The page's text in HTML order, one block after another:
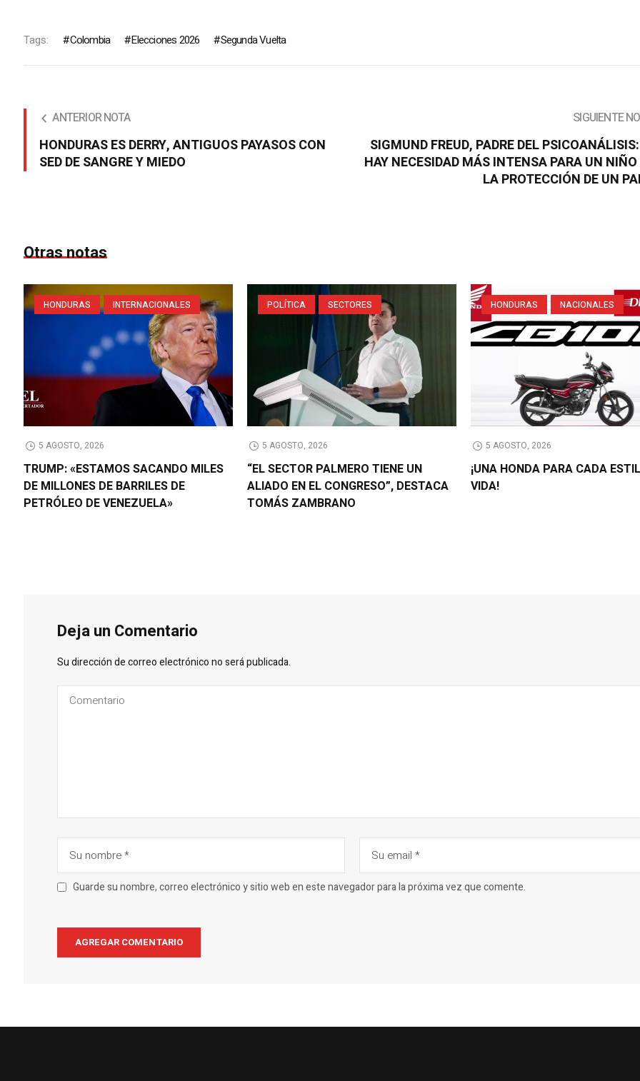
Tags: Colombia Elecciones 2026 Segunda Vuelta
ANTERIOR NOTA
HONDURAS ES DERRY, ANTIGUOS PAYASOS CON
SED DE SANGRE Y MIEDO
SIGUIENTE
SIGMUND FREUD, PADRE DEL
HAY NECESIDAD MÁS INTENSA PARA UN NIÑO
LA PROTECCIÓN DE UN
Otras notas
HONDURAS INTERNACIONALES
5 AGOSTO, 2026
TRUMP: «ESTAMOS SACANDO MILES
DE MILLONES DE BARRILES DE
PETRÓLEO DE VENEZUELA»
POLÍTICA SECTORES
5 AGOSTO, 2026
“EL SECTOR PALMERO TIENE UN
ALIADO EN EL CONGRESO”, DESTACA
TOMÁS ZAMBRANO
HONDURAS NACIONALES
5 AGOSTO, 2026
¡UNA HONDA PARA CADA
VIDA!
Deja un Comentario
Su dirección de correo electrónico no será publicada.
Guarde su nombre, correo electrónico y sitio web en este navegador para la próxima vez que comente.